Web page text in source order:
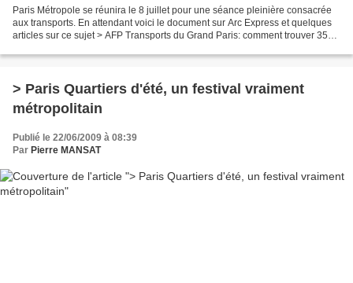
Paris Métropole se réunira le 8 juillet pour une séance pleinière consacrée
aux transports. En attendant voici le document sur Arc Express et quelques
articles sur ce sujet > AFP Transports du Grand Paris: comment trouver 35
> Paris Quartiers d'été, un festival vraiment
métropolitain
Publié le 22/06/2009 à 08:39
Par Pierre MANSAT